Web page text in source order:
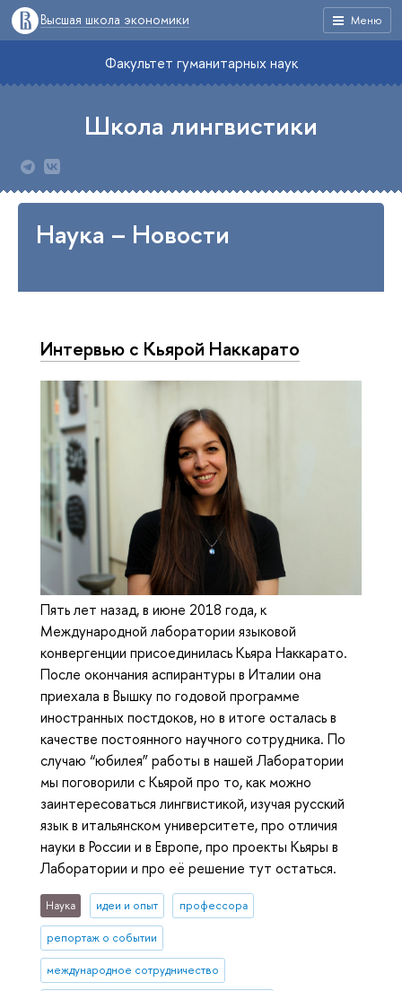
Меню
Высшая школа экономики
Факультет гуманитарных наук
Школа лингвистики
Наука – Новости
Интервью с Кьярой Наккарато
Пять лет назад, в июне 2018 года, к
Международной лаборатории языковой
конвергенции присоединилась Кьяра Наккарато.
После окончания аспирантуры в Италии она
приехала в Вышку по годовой программе
иностранных постдоков, но в итоге осталась в
качестве постоянного научного сотрудника. По
случаю “юбилея” работы в нашей Лаборатории
мы поговорили с Кьярой про то, как можно
заинтересоваться лингвистикой, изучая русский
язык в итальянском университете, про отличия
науки в России и в Европе, про проекты Кьяры в
Лаборатории и про её решение тут остаться.
Наука идеи и опыт профессора
репортаж о событии
международное сотрудничество